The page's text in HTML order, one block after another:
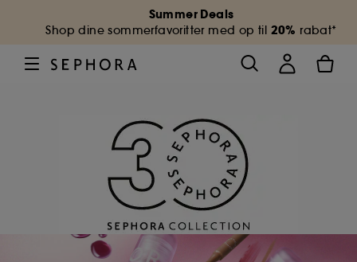
Summer Deals
Shop dine sommerfavoritter med op til 20% rabat*